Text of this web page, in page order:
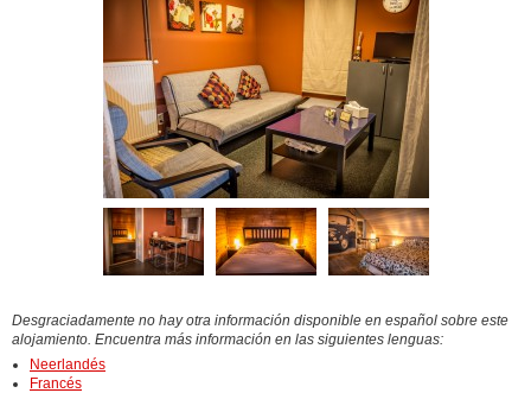
Desgraciadamente no hay otra información disponible en español sobre este
alojamiento. Encuentra más información en las siguientes lenguas:
Neerlandés
Francés